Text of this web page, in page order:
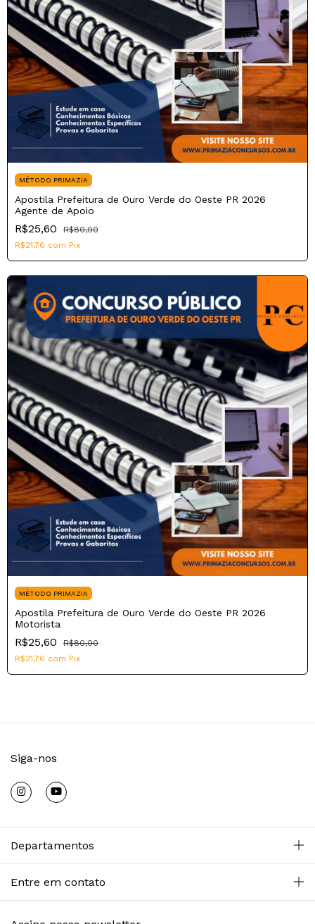
MÉTODO PRIMAZIA
Apostila Prefeitura de Ouro Verde do Oeste PR 2026
Agente de Apoio
R$25,60
R$80,00
R$21,76 com Pix
MÉTODO PRIMAZIA
Apostila Prefeitura de Ouro Verde do Oeste PR 2026
Motorista
R$25,60
R$80,00
R$21,76 com Pix
Siga-nos
Departamentos
Entre em contato